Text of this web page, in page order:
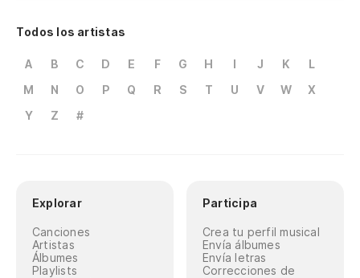
Todos los artistas
A B C D E F G H I J K
L
M
N O P Q R S T U V W
X
Y
Z #
Explorar
Canciones
Artistas
Álbumes
Playlists
Participa
Crea tu perfil musical
Envía álbumes
Envía letras
Correcciones de